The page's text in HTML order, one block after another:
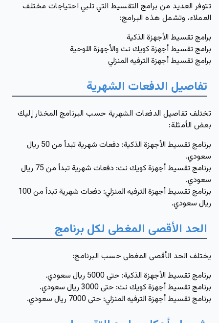
تتوفر العديد من برامج التقسيط التي تلبي احتياجات مختلف
العملاء، وتشمل هذه البرامج:
برامج تقسيط الأجهزة الذكية
برامج تقسيط أجهزة كويك نت والأجهزة اللوحية
برامج تقسيط أجهزة الترفيه المنزلي
تفاصيل الدفعات الشهرية
تختلف تفاصيل الدفعات الشهرية حسب البرنامج المختار إليك
بعض الأمثلة:
برنامج تقسيط الأجهزة الذكية: دفعات شهرية تبدأ من50 ريال
سعودي.
برنامج تقسيط أجهزة كويك نت: دفعات شهرية تبدأ من 75 ريال
سعودي.
برنامج تقسيط أجهزة الترفيه المنزلي: دفعات شهرية تبدأ من100
ريال سعودي.
الحد الأقصى المغطى لكل برنامج
يختلف الحد الأقصى المغطى حسب البرنامج:
برنامج تقسيط الأجهزة الذكية: حتى5000 ريال سعودي.
برنامج تقسيط أجهزة كويك نت: حتى3000 ريال سعودي.
برنامج تقسيط أجهزة الترفيه المنزلي: حتى7000 ريال سعودي.